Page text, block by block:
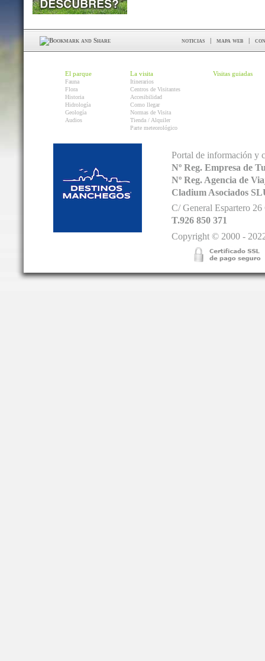
noticias | mapa web |
El parque
Fauna
Flora
Historia
Hidrología
Geología
Audios
La visita
Itinerarios
Centros de Visitantes
Accesibilidad
Como llegar
Normas de Visita
Tienda / Alquiler
Parte meteorológico
Visitas guiadas
Portal de información y
Nº Reg. Empresa de
Nº Reg. Agencia de
Cladium Asociados
C/ General Espartero
T.926 850 371
Copyright © 2000 -